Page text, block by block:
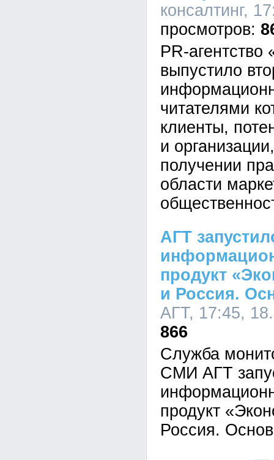
консалтинг,
PR-
выпустило
читателями
клиенты,
и
получении
области
АГТ
продукт
и Россия.
АГТ, 17:45,
866
Служба
СМИ АГТ
продукт
Россия.